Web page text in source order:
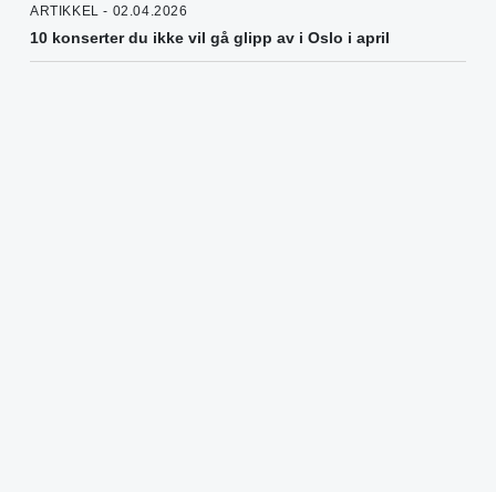
ARTIKKEL - 02.04.2026
10 konserter du ikke vil gå glipp av i Oslo i april